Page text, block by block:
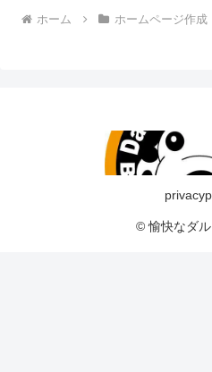
ホーム ホームページ作成
© 愉快なダル